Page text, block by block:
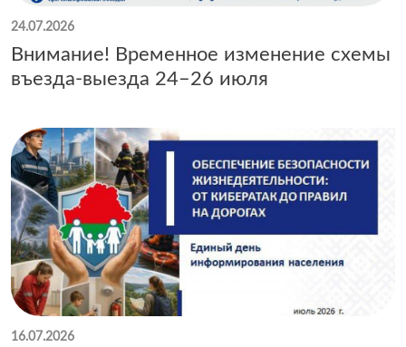
24.07.2026
Внимание! Временное изменение схемы
въезда-выезда 24–26 июля
16.07.2026